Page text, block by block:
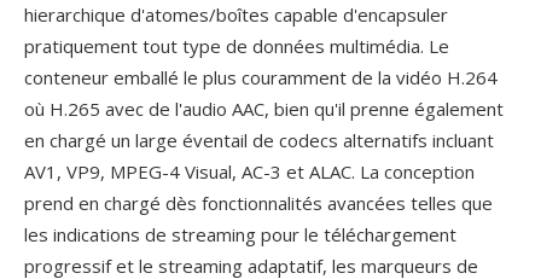
hierarchique d'atomes/boîtes capable d'encapsuler
pratiquement tout type de données multimédia. Le
conteneur emballé le plus couramment de la vidéo H.264
où H.265 avec de l'audio AAC, bien qu'il prenne également
en chargé un large éventail de codecs alternatifs incluant
AV1, VP9, MPEG-4 Visual, AC-3 et ALAC. La conception
prend en chargé dès fonctionnalités avancées telles que
les indications de streaming pour le téléchargement
progressif et le streaming adaptatif, les marqueurs de